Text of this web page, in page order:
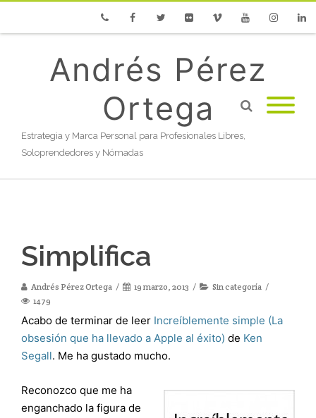
Andrés Pérez
Ortega
Estrategia y Marca Personal para Profesionales Libres,
Soloprendedores y Nómadas
Simplifica
Andrés Pérez Ortega 19 marzo, 2013
Sin categoría
1479
Acabo de terminar de leer Increíblemente simple (La
obsesión que ha llevado a Apple al éxito) de Ken
Segall. Me ha gustado mucho.
Reconozco que me ha
enganchado la figura de